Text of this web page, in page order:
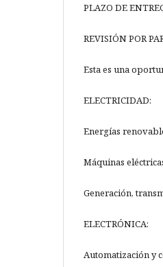
PLAZO DE
REVISIÓN POR
Esta es una
ELECTRICIDAD:
Energías
Máquinas
Generación,
ELECTRÓNICA:
Automatización y